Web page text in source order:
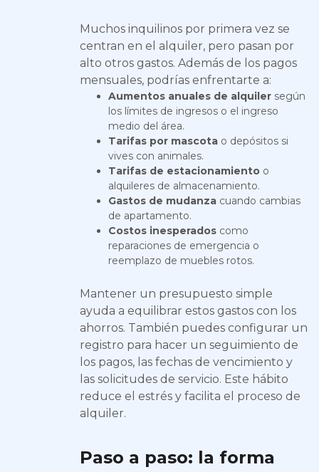
Muchos inquilinos por primera vez se
centran en el alquiler, pero pasan por
alto otros gastos. Además de los pagos
mensuales, podrías enfrentarte a:
Aumentos anuales de alquiler según
los límites de ingresos o el ingreso
medio del área.
Tarifas por mascota o depósitos si
vives con animales.
Tarifas de estacionamiento o
alquileres de almacenamiento.
Gastos de mudanza cuando cambias
de apartamento.
Costos inesperados como
reparaciones de emergencia o
reemplazo de muebles rotos.
Mantener un presupuesto simple
ayuda a equilibrar estos gastos con los
ahorros. También puedes configurar un
registro para hacer un seguimiento de
los pagos, las fechas de vencimiento y
las solicitudes de servicio. Este hábito
reduce el estrés y facilita el proceso de
alquiler.
Paso a paso: la forma